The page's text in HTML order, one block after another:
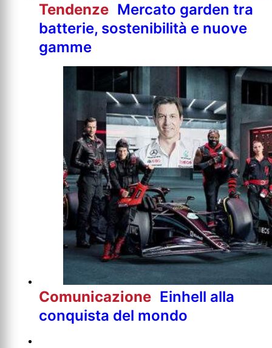
Tendenze Mercato garden tra
batterie, sostenibilità e nuove
gamme
Comunicazione Einhell alla
conquista del mondo